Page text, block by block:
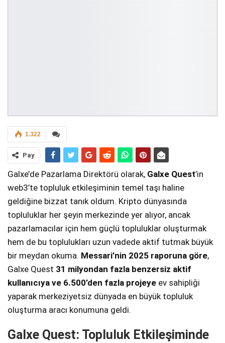
1.322
Pay
Galxe’de Pazarlama Direktörü olarak, Galxe Quest’in
web3’te topluluk etkileşiminin temel taşı haline
geldiğine bizzat tanık oldum. Kripto dünyasında
topluluklar her şeyin merkezinde yer alıyor, ancak
pazarlamacılar için hem güçlü topluluklar oluşturmak
hem de bu toplulukları uzun vadede aktif tutmak büyük
bir meydan okuma. Messari’nin 2025 raporuna göre,
Galxe Quest 31 milyondan fazla benzersiz aktif
kullanıcıya ve 6.500’den fazla projeye ev sahipliği
yaparak merkeziyetsiz dünyada en büyük topluluk
oluşturma aracı konumuna geldi.
Galxe Quest: Topluluk Etkileşiminde